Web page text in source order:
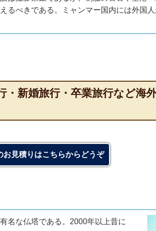
るべきである。ミャンマー国内には外国
新婚旅行・卒業旅行など海
見積りはこちらからどうぞ
名な仏塔である。2000年以上昔に